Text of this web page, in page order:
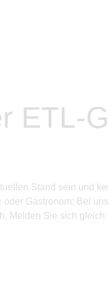
ETL-
Stand sein und
Gastronom: Bei
Melden Sie sich gleich